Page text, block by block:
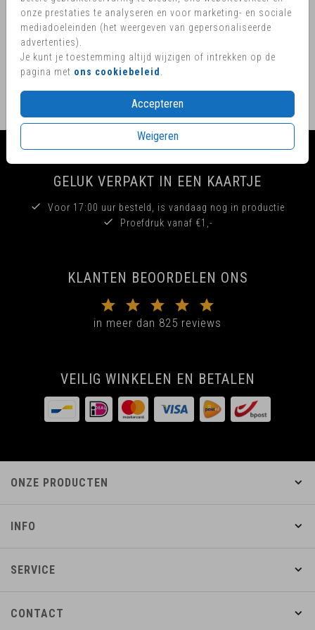
onze prestaties te analyseren en voor marketing- en sociale
mediadoeleinden (het weergeven van gepersonaliseerde
advertenties).
Je kunt je toestemming altijd wijzigen of intrekken op de
pagina met ons cookiebeleid
Accepteren
Weigeren
OMSCHRIJVING
Sluitzegels love
Prijs: € 6,50 per 25 zegels
GELUK VERPAKT IN EEN KAARTJE
Voor 17:00 uur besteld, is vandaag nog in productie
Proefdruk vanaf €1,-
KLANTEN BEOORDELEN ONS
in meer dan 825 reviews
VEILIG WINKELEN EN BETALEN
ONZE PRODUCTEN
INFO
SERVICE
CONTACT